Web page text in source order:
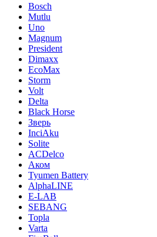
Bosch
Mutlu
Uno
Magnum
President
Dimaxx
EcoMax
Storm
Volt
Delta
Black Horse
Зверь
InciAku
Solite
ACDelco
Аком
Tyumen Battery
AlphaLINE
E-LAB
SEBANG
Topla
Varta